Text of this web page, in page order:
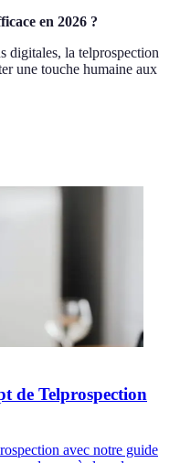
en 2026 ?
digitales, la telprospection
une touche humaine aux
de Telprospection
avec notre guide